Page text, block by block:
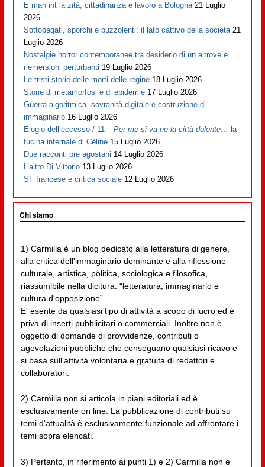
E man int la zità, cittadinanza e lavoro a Bologna 21 Luglio
2026
Sottopagati, sporchi e puzzolenti: il lato cattivo della società 21
Luglio 2026
Nostalgie horror contemporanee tra desiderio di un altrove e
riemersioni perturbanti 19 Luglio 2026
Le tristi storie delle morti delle regine 18 Luglio 2026
Storie di metamorfosi e di epidemie 17 Luglio 2026
Guerra algoritmica, sovranità digitale e costruzione di
immaginario 16 Luglio 2026
Elogio dell’eccesso / 11 –Per me si va ne la città dolente… la
fucina infernale di Cèline 15 Luglio 2026
Due racconti pre agostani 14 Luglio 2026
L’altro Di Vittorio 13 Luglio 2026
SF francese e critica sociale 12 Luglio 2026
Chi siamo
1) Carmilla è un blog dedicato alla letteratura di genere,
alla critica dell'immaginario dominante e alla riflessione
culturale, artistica, politica, sociologica e filosofica,
riassumibile nella dicitura: “letteratura, immaginario e
cultura d'opposizione”.
E' esente da qualsiasi tipo di attività a scopo di lucro ed è
priva di inserti pubblicitari o commerciali. Inoltre non è
oggetto di domande di provvidenze, contributi o
agevolazioni pubbliche che conseguano qualsiasi ricavo e
si basa sull'attività volontaria e gratuita di redattori e
collaboratori.
2) Carmilla non si articola in piani editoriali ed è
esclusivamente on line. La pubblicazione di contributi su
temi d'attualità è esclusivamente funzionale ad affrontare i
temi sopra elencati.
3) Pertanto, in riferimento ai punti 1) e 2) Carmilla non è